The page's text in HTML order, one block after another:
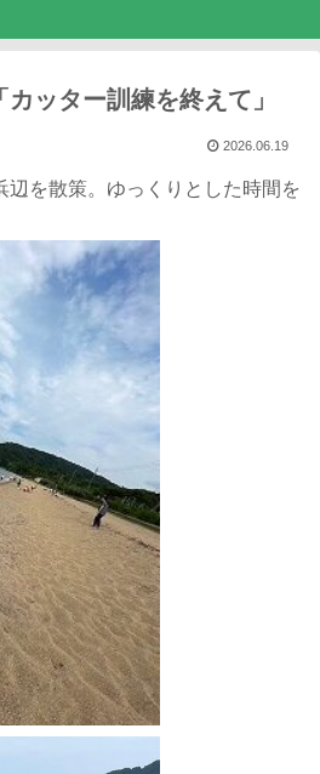
ッター訓練を終えて」
2026.06.19
辺を散策。ゆっくりとした時間を